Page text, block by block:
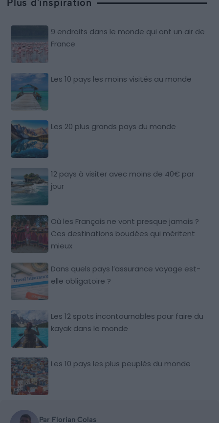
Plus d'inspiration
9 endroits dans le monde qui ont un air de
France
Les 10 pays les moins visités au monde
Les 20 plus grands pays du monde
12 pays à visiter avec moins de 40€ par
jour
Où les Français ne vont presque jamais ?
Ces destinations boudées qui méritent
mieux
Dans quels pays l’assurance voyage est-
elle obligatoire ?
Les 12 spots incontournables pour faire du
kayak dans le monde
Les 10 pays les plus peuplés du monde
Par Florian Colas